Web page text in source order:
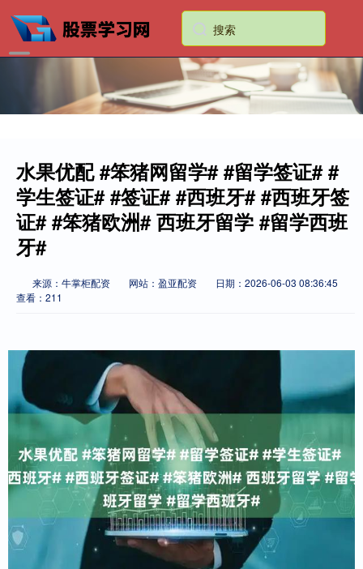
水果优配 #笨猪网留学# #留学签证# #
学生签证# #签证# #西班牙# #西班牙签
证# #笨猪欧洲# 西班牙留学 #留学西班
牙#
来源：牛掌柜配资 网站：盈亚配资
日期：2026-06-03 08:36:45
查看：211